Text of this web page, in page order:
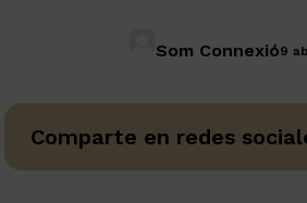
Som Connexió9
Comparte en redes